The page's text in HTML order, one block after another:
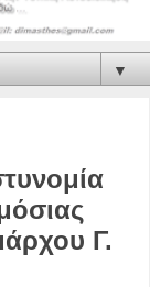
▼
Γ.